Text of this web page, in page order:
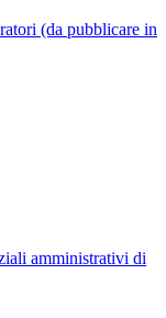
(da pubblicare in
amministrativi di